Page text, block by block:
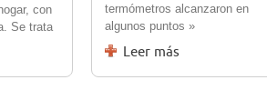
con
Se trata
termómetros alcanzaron en
algunos puntos »
Leer más